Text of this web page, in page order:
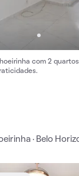
com 2
· Belo